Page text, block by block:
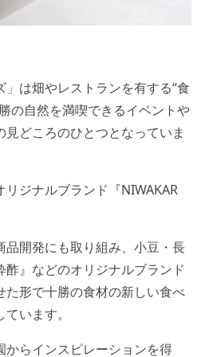
は畑やレストランを有する“食
の自然を満喫できるイベントや
どころのひとつとなっていま
ジナルブランド『NIWAKAR
開発にも取り組み、小豆・長
』などのオリジナルブランド
形で十勝の食材の新しい食べ
います。
からインスピレーションを得